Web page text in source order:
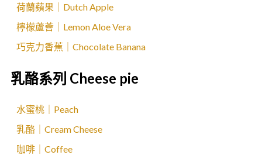
荷蘭蘋果｜Dutch Apple
檸檬蘆薈｜Lemon Aloe Vera
巧克力香蕉｜Chocolate Banana
乳酪系列 Cheese pie
水蜜桃｜Peach
乳酪｜Cream Cheese
咖啡｜Coffee